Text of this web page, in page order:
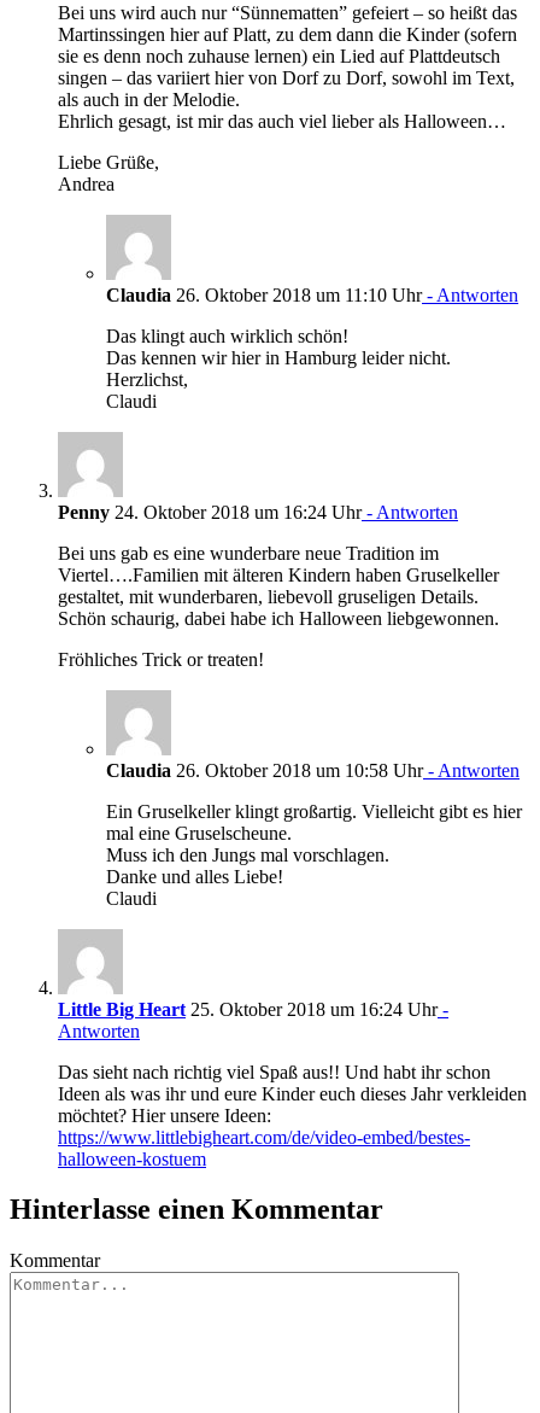
Bei uns wird auch nur “Sünnematten” gefeiert – so heißt das
Martinssingen hier auf Platt, zu dem dann die Kinder (sofern
sie es denn noch zuhause lernen) ein Lied auf Plattdeutsch
singen – das variiert hier von Dorf zu Dorf, sowohl im Text,
als auch in der Melodie.
Ehrlich gesagt, ist mir das auch viel lieber als Halloween…
Liebe Grüße,
Andrea
Claudia 26. Oktober 2018 um 11:10 Uhr- Antworten
Das klingt auch wirklich schön!
Das kennen wir hier in Hamburg leider nicht.
Herzlichst,
Claudi
Penny 24. Oktober 2018 um 16:24 Uhr- Antworten
Bei uns gab es eine wunderbare neue Tradition im
Viertel….Familien mit älteren Kindern haben Gruselkeller
gestaltet, mit wunderbaren, liebevoll gruseligen Details.
Schön schaurig, dabei habe ich Halloween liebgewonnen.
Fröhliches Trick or treaten!
Claudia 26. Oktober 2018 um 10:58 Uhr- Antworten
Ein Gruselkeller klingt großartig. Vielleicht gibt es hier
mal eine Gruselscheune.
Muss ich den Jungs mal vorschlagen.
Danke und alles Liebe!
Claudi
Little Big Heart 25. Oktober 2018 um 16:24 Uhr-
Antworten
Das sieht nach richtig viel Spaß aus!! Und habt ihr schon
Ideen als was ihr und eure Kinder euch dieses Jahr verkleiden
möchtet? Hier unsere Ideen:
https://www.littlebigheart.com/de/video-embed/bestes-
halloween-kostuem
Hinterlasse einen Kommentar
Kommentar